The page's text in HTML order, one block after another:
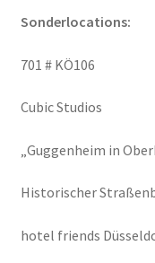
Sonderlocations:
701 # KÖ106
Cubic Studios
„Guggenheim in
Historischer
hotel friends